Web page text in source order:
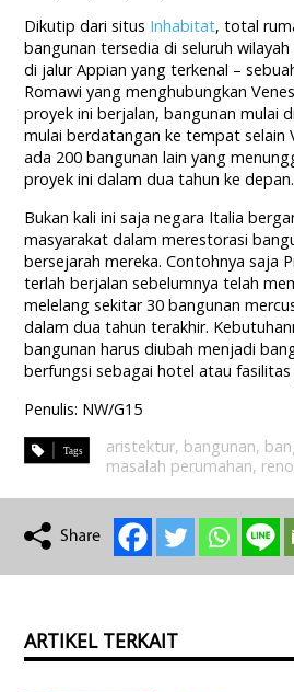
Dikutip dari situs Inhabitat, total
bangunan tersedia di seluruh
di jalur Appian yang terkenal –
Romawi yang menghubungkan
proyek ini berjalan, bangunan mulai
mulai berdatangan ke tempat selain
ada 200 bangunan lain yang
proyek ini dalam dua tahun ke depan.
Bukan kali ini saja negara Italia
masyarakat dalam merestorasi
bersejarah mereka. Contohnya saja
terlah berjalan sebelumnya telah
melelang sekitar 30 bangunan
dalam dua tahun terakhir.
bangunan harus diubah menjadi
berfungsi sebagai hotel atau fasilitas
Penulis: NW/G15
aristektur, bangunan,
masalah perumahan,
ARTIKEL TERKAIT